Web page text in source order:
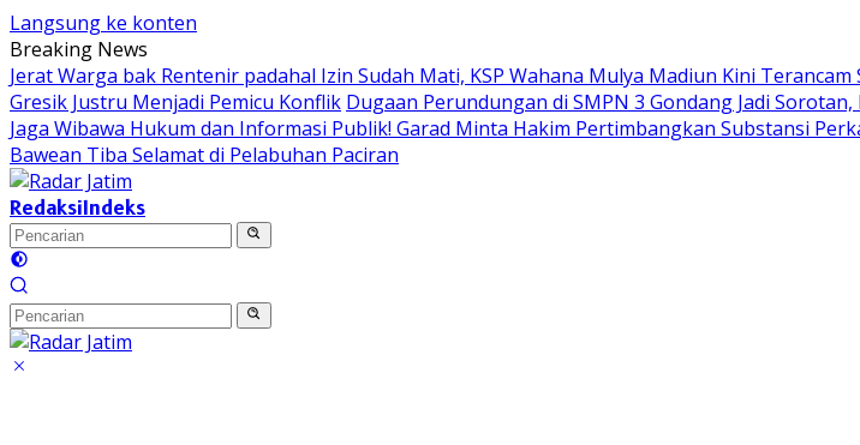
Langsung ke konten
Breaking News
Jerat Warga bak Rentenir padahal Izin Sudah Mati, KSP Wahana Mulya Madiun Kini Terancam
Gresik Justru Menjadi Pemicu Konflik Dugaan Perundungan di SMPN 3 Gondang Jadi
Jaga Wibawa Hukum dan Informasi Publik! Garad Minta Hakim Pertimbangkan Substansi
Bawean Tiba Selamat di Pelabuhan Paciran
RedaksiIndeks